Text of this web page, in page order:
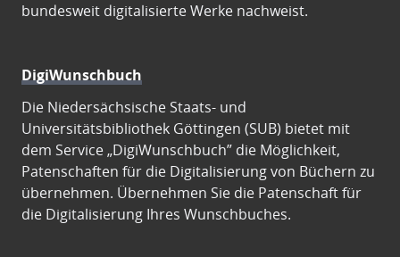
bundesweit digitalisierte Werke nachweist.
DigiWunschbuch
Die Niedersächsische Staats- und
Universitätsbibliothek Göttingen (SUB) bietet mit
dem Service „DigiWunschbuch” die Möglichkeit,
Patenschaften für die Digitalisierung von Büchern zu
übernehmen. Übernehmen Sie die Patenschaft für
die Digitalisierung Ihres Wunschbuches.